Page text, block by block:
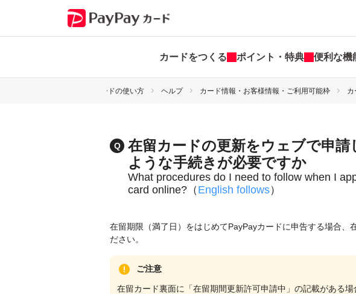
カードをつくる ポイント・特典 便利な機
PayPayカードの使い方 ヘルプ カード情報・お客様情報・ご利用可能枠 カ
在留カードの更新をウェブで申
ような手続きが必要ですか
What procedures do I need to follow when I
card online?（ English follows）
在留期限（満了日）をはじめてPayPayカードに申告する場合、
ださい。
ご注意
在留カード裏面に「在留期間更新許可申請中」の記載がある